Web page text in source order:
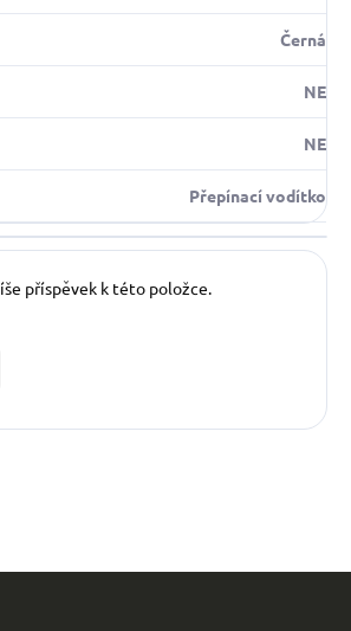
Černá
NE
NE
Přepínací vodítko
příspěvek k této položce.